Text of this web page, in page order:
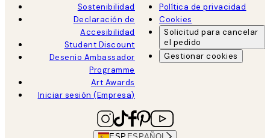
Sostenibilidad
Declaración de
Accesibilidad
Student Discount
Desenio Ambassador
Programme
Art Awards
Iniciar sesión (Empresa)
Política de privacidad
Cookies
Solicitud para cancelar
el pedido
Gestionar cookies